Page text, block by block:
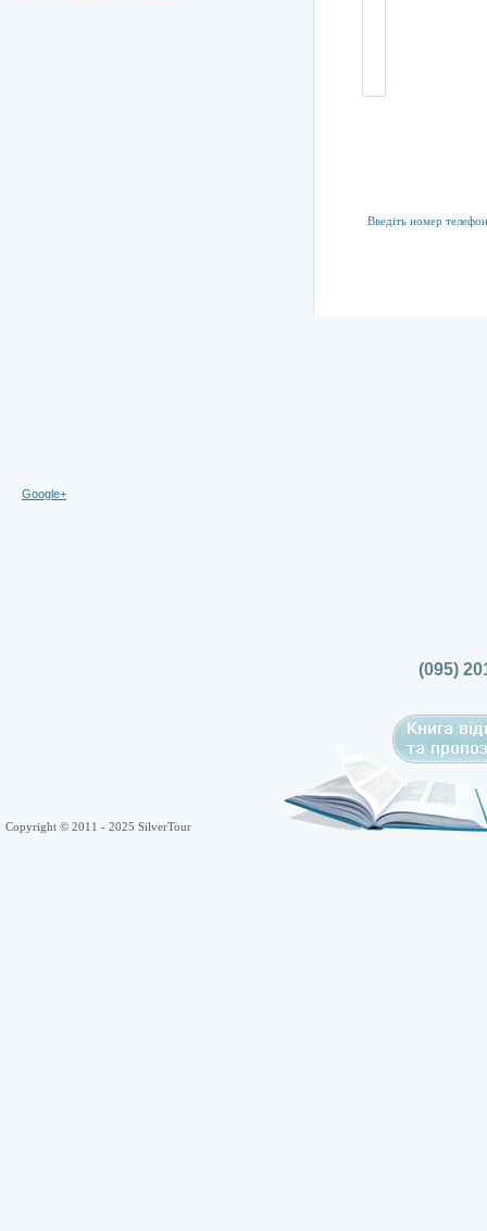
Google+
(095)
Copyright © 2011 - 2025 SilverTour